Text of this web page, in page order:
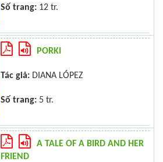
Số trang: 12 tr.
PORKI
Tác giả: DIANA LÓPEZ
Số trang: 5 tr.
A TALE OF A BIRD AND HER
FRIEND